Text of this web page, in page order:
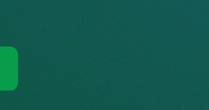
денег, которые регулярно